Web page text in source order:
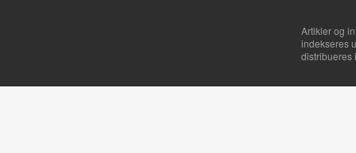
Artikler og
indekseres
distribueres